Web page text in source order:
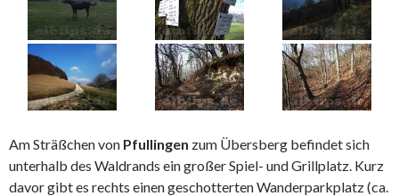
Am Sträßchen von Pfullingen zum Übersberg befindet sich
unterhalb des Waldrands ein großer Spiel- und Grillplatz. Kurz
davor gibt es rechts einen geschotterten Wanderparkplatz (ca.